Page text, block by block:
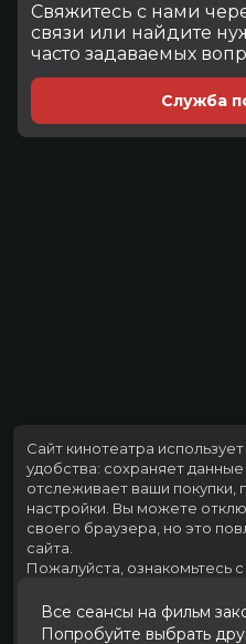
Cвяжитесь с нами
связи или найдите
часто задаваемых
Служба
Все сеансы на фильм
Попробуйте выбрать
Сайт кинотеатра
удобства: сохраняет данные
отслеживает ваши
настройки. Вы можете
своего браузера, но это
сайта.
Пожалуйста, ознакомьтесь